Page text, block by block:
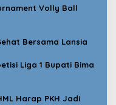
Volly Ball
Bersama Lansia
Liga 1 Bupati Bima
Harap PKH Jadi